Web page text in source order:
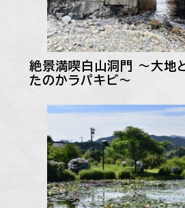
絶景満喫白山洞門 〜大地
たのかラパキビ〜